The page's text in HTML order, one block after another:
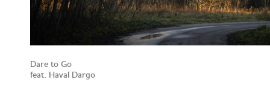
Dare to Go
feat. Haval Dargo